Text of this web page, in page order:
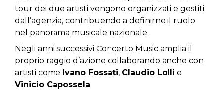
tour dei due artisti vengono organizzati e gestiti
dall’agenzia, contribuendo a definirne il ruolo
nel panorama musicale nazionale.
Negli anni successivi Concerto Music amplia il
proprio raggio d’azione collaborando anche con
artisti come Ivano Fossati, Claudio Lolli e
Vinicio Capossela.